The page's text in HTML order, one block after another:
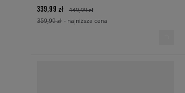
339,99 zł
449,99 zł
359,99 zł - najniższa cena